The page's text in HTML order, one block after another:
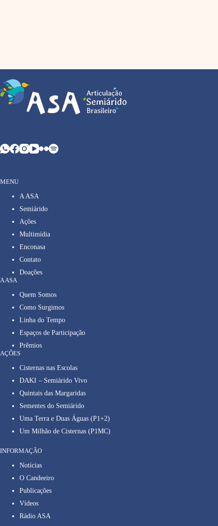
MENU
A ASA
Semiárido
Ações
Multimídia
Enconasa
Contato
Doações
A ASA
Quem Somos
Como Surgimos
Linha do Tempo
Espaços de Participação
Prêmios
AÇÕES
Cisternas nas Escolas
DAKI – Semiárido Vivo
Quintais das Margaridas
Sementes do Semiárido
Uma Terra e Duas Águas (P1+2)
Um Milhão de Cisternas (P1MC)
INFORMAÇÃO
Notícias
O Candeeiro
Publicações
Vídeos
Rádio ASA